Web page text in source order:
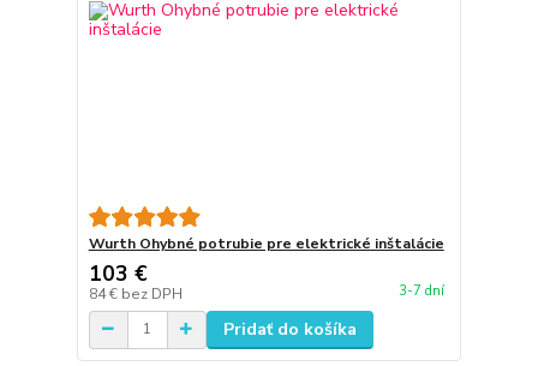
Wurth Ohybné potrubie pre elektrické inštalácie
103 €
84 € bez DPH 3-7 dní
Pridať do košíka